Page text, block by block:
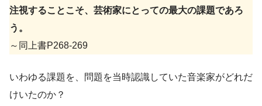
注視することこそ、芸術家にとっての最大の課題であろ
う。
～同上書P268-269
いわゆる課題を、問題を当時認識していた音楽家がどれだ
けいたのか？